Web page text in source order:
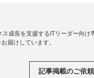
成長を支援するITリーダー向け
届けしています。
記事掲載のご依頼